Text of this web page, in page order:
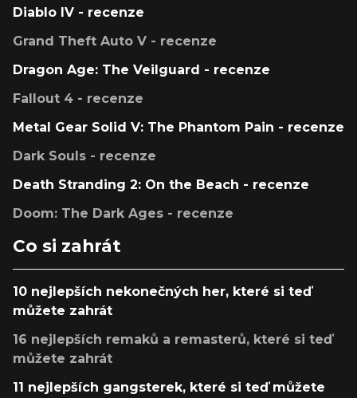
Diablo IV - recenze
Grand Theft Auto V - recenze
Dragon Age: The Veilguard - recenze
Fallout 4 - recenze
Metal Gear Solid V: The Phantom Pain - recenze
Dark Souls - recenze
Death Stranding 2: On the Beach - recenze
Doom: The Dark Ages - recenze
Co si zahrát
10 nejlepších nekonečných her, které si teď
můžete zahrát
16 nejlepších remaků a remasterů, které si teď
můžete zahrát
11 nejlepších gangsterek, které si teď můžete